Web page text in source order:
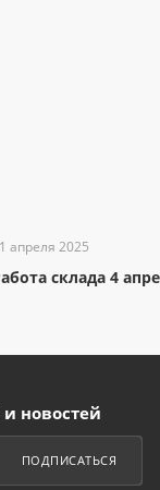
01 апреля 2025
склада 4
новостей
ПОДПИСАТЬСЯ